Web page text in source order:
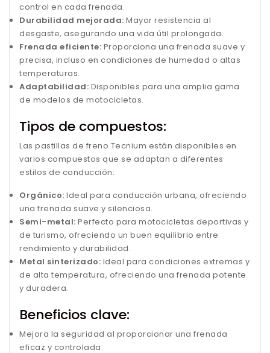
control en cada frenada.
Durabilidad mejorada: Mayor resistencia al
desgaste, asegurando una vida útil prolongada.
Frenada eficiente: Proporciona una frenada suave y
precisa, incluso en condiciones de humedad o altas
temperaturas.
Adaptabilidad: Disponibles para una amplia gama
de modelos de motocicletas.
Tipos de compuestos:
Las pastillas de freno Tecnium están disponibles en
varios compuestos que se adaptan a diferentes
estilos de conducción:
Orgánico: Ideal para conducción urbana, ofreciendo
una frenada suave y silenciosa.
Semi-metal: Perfecto para motocicletas deportivas y
de turismo, ofreciendo un buen equilibrio entre
rendimiento y durabilidad.
Metal sinterizado: Ideal para condiciones extremas y
de alta temperatura, ofreciendo una frenada potente
y duradera.
Beneficios clave:
Mejora la seguridad al proporcionar una frenada
eficaz y controlada.